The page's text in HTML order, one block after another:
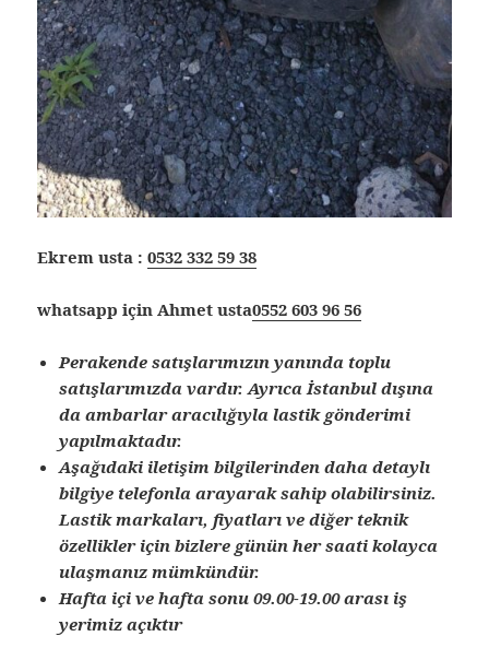
Ekrem usta :0532 332 59 38
whatsapp için Ahmet usta0552 603 96 56
Perakende satışlarımızın yanında toplu
satışlarımızda vardır. Ayrıca İstanbul dışına
da ambarlar aracılığıyla lastik gönderimi
yapılmaktadır.
Aşağıdaki iletişim bilgilerinden daha detaylı
bilgiye telefonla arayarak sahip olabilirsiniz.
Lastik markaları, fiyatları ve diğer teknik
özellikler için bizlere günün her saati kolayca
ulaşmanız mümkündür.
Hafta içi ve hafta sonu 09.00-19.00 arası iş
yerimiz açıktır